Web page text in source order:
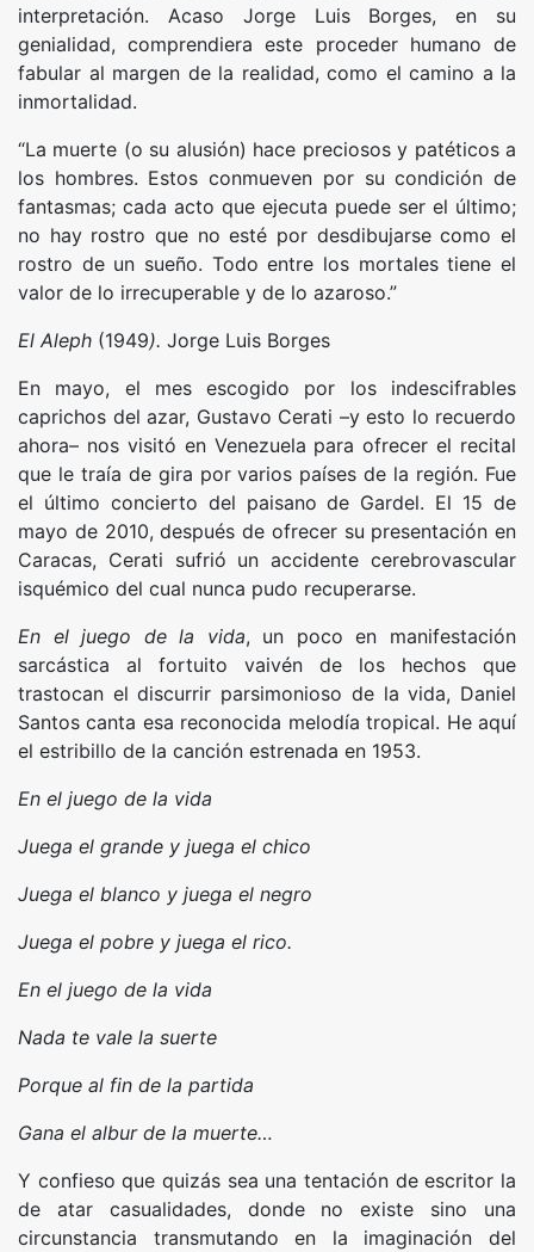
interpretación. Acaso Jorge Luis Borges, en su
genialidad, comprendiera este proceder humano de
fabular al margen de la realidad, como el camino a la
inmortalidad.
“La muerte (o su alusión) hace preciosos y patéticos a
los hombres. Estos conmueven por su condición de
fantasmas; cada acto que ejecuta puede ser el último;
no hay rostro que no esté por desdibujarse como el
rostro de un sueño. Todo entre los mortales tiene el
valor de lo irrecuperable y de lo azaroso.”
El Aleph (1949). Jorge Luis Borges
En mayo, el mes escogido por los indescifrables
caprichos del azar, Gustavo Cerati –y esto lo recuerdo
ahora– nos visitó en Venezuela para ofrecer el recital
que le traía de gira por varios países de la región. Fue
el último concierto del paisano de Gardel. El 15 de
mayo de 2010, después de ofrecer su presentación en
Caracas, Cerati sufrió un accidente cerebrovascular
isquémico del cual nunca pudo recuperarse.
En el juego de la vida, un poco en manifestación
sarcástica al fortuito vaivén de los hechos que
trastocan el discurrir parsimonioso de la vida, Daniel
Santos canta esa reconocida melodía tropical. He aquí
el estribillo de la canción estrenada en 1953.
En el juego de la vida
Juega el grande y juega el chico
Juega el blanco y juega el negro
Juega el pobre y juega el rico.
En el juego de la vida
Nada te vale la suerte
Porque al fin de la partida
Gana el albur de la muerte…
Y confieso que quizás sea una tentación de escritor la
de atar casualidades, donde no existe sino una
circunstancia transmutando en la imaginación del